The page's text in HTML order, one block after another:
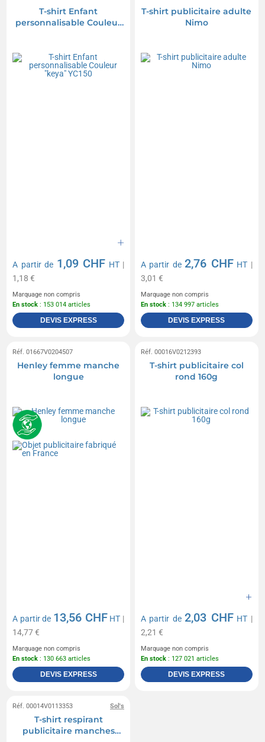
T-shirt Enfant
personnalisable Couleur
A partir de 1,09 CHF HT|
1,18 €
Marquage non compris
En stock : 153 014 articles
DEVIS EXPRESS
T-shirt publicitaire adulte
Nimo
A partir de2,76 CHF HT |
3,01 €
Marquage non compris
En stock : 134 997 articles
DEVIS EXPRESS
Réf. 01667V0204507
Henley femme manche
longue
A partir de 13,56 CHF HT |
14,77 €
Marquage non compris
En stock : 130 663 articles
DEVIS EXPRESS
Réf. 00016V0212393
T-shirt publicitaire col
rond 160g
A partir de2,03 CHF HT |
2,21 €
Marquage non compris
En stock : 127 021 articles
DEVIS EXPRESS
Sol's
Réf. 00014V0113353
T-shirt respirant
publicitaire manches